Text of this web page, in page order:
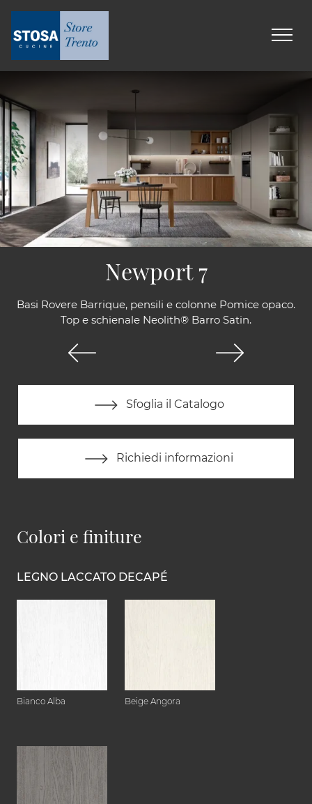
Basi Rovere Barrique, pensili e colonne Pomice opaco.
Top e schienale Neolith® Barro Satin.
Sfoglia il Catalogo
Richiedi informazioni
Newport 7
Colori e finiture
LEGNO LACCATO DECAPÉ
Bianco Alba Beige Angora